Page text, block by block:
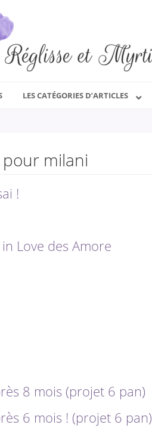
LES CATÉGORIES D’ARTICLES
milani
!
Love des Amore
8 mois (projet 6 pan)
6 mois ! (projet 6 pan)